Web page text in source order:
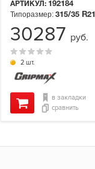
АРТИКУЛ: 192184
2 шт.
Типоразмер: 315/35 R21
в закладки
сравнить
30287 руб.